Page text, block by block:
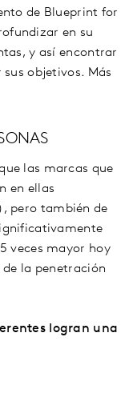
de Blueprint for
en su
y así encontrar
objetivos. Más
las marcas que
en ellas
pero también de
veces mayor hoy
la penetración
logran una